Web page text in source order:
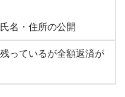
名・住所の公開
っているが全額返済が